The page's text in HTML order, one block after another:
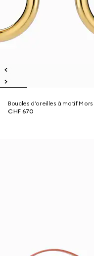
Boucles d’oreilles à motif Mors
CHF 670